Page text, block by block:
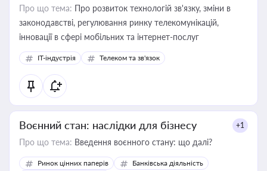
Про що тема: Про розвиток технологій зв'язку, зміни в
законодавстві, регулювання ринку телекомунікацій,
інновації в сфері мобільних та інтернет-послуг
IT-індустрія Телеком та зв'язок
Воєнний стан: наслідки для бізнесу +1
Про що тема: Введення воєнного стану: що далі?
Ринок цінних паперів
Банківська діяльність